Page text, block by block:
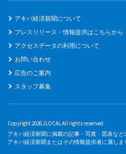
アキバ経済新聞について
プレスリリース・情報提供はこちらから
アクセスデータの利用について
お問い合わせ
広告のご案内
スタッフ募集
Copyright 2026 JLOCAL All rights reserved.
アキバ経済新聞に掲載の記事・写真・図表な
アキバ経済新聞またはその情報提供者に属しま